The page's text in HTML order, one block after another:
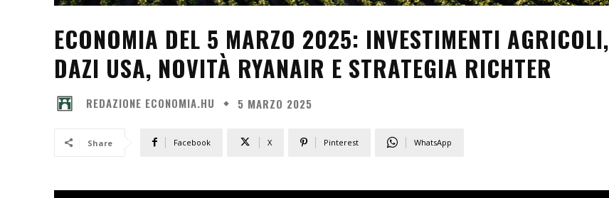
ECONOMIA DEL 5 MARZO 2025: INVESTIMENTI AGRICOLI,
DAZI USA, NOVITÀ RYANAIR E STRATEGIA RICHTER
REDAZIONE ECONOMIA.HU 5 MARZO 2025
Share Facebook X Pinterest WhatsApp